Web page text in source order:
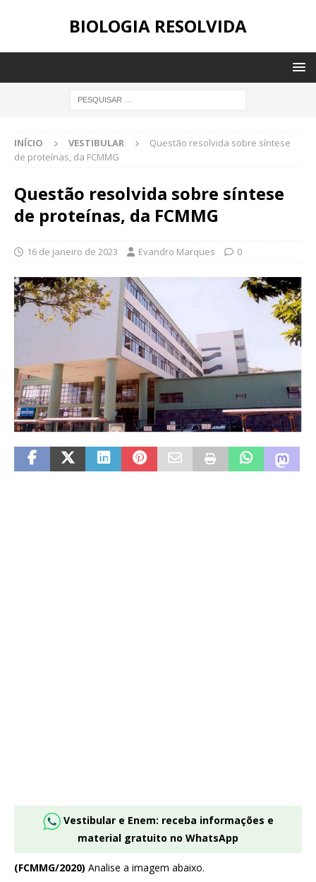
BIOLOGIA RESOLVIDA
INÍCIO VESTIBULAR
Questão resolvida sobre síntese
de proteínas, da FCMMG
Questão resolvida sobre síntese
de proteínas, da FCMMG
16 de janeiro de 2023 Evandro Marques 0
Vestibular e Enem: receba informações e
material gratuito no WhatsApp
(FCMMG/2020) Analise a imagem abaixo.